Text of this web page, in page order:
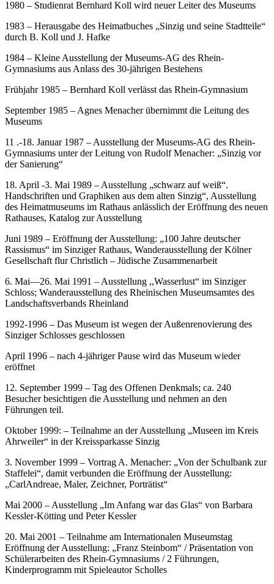
1980 – Studienrat Bernhard Koll wird neuer Leiter des Museums
1983 – Herausgabe des Heimatbuches „Sinzig und seine Stadtteile“
durch B. Koll und J. Hafke
1984 – Kleine Ausstellung der Museums-AG des Rhein-
Gymnasiums aus Anlass des 30-jährigen Bestehens
Frühjahr 1985 – Bernhard Koll verlässt das Rhein-Gymnasium
September 1985 – Agnes Menacher übernimmt die Leitung des
Museums
11 .-18. Januar 1987 – Ausstellung der Museums-AG des Rhein-
Gymnasiums unter der Leitung von Rudolf Menacher: „Sinzig vor
der Sanierung“
18. April -3. Mai 1989 – Ausstellung „schwarz auf weiß“.
Handschriften und Graphiken aus dem alten Sinzig“, Ausstellung
des Heimatmuseums im Rathaus anlässlich der Eröffnung des neuen
Rathauses, Katalog zur Ausstellung
Juni 1989 – Eröffnung der Ausstellung: „100 Jahre deutscher
Rassismus“ im Sinziger Rathaus, Wanderausstellung der Kölner
Gesellschaft flur Christlich – Jüdische Zusammenarbeit
6. Mai—26. Mai 1991 – Ausstellung ,,Wasserlust“ im Sinziger
Schloss; Wanderausstellung des Rheinischen Museumsamtes des
Landschaftsverbands Rheinland
1992-1996 – Das Museum ist wegen der Außenrenovierung des
Sinziger Schlosses geschlossen
April 1996 – nach 4-jähriger Pause wird das Museum wieder
eröffnet
12. September 1999 – Tag des Offenen Denkmals; ca. 240
Besucher besichtigen die Ausstellung und nehmen an den
Führungen teil.
Oktober 1999: – Teilnahme an der Ausstellung „Museen im Kreis
Ahrweiler“ in der Kreissparkasse Sinzig
3. November 1999 – Vortrag A. Menacher: „Von der Schulbank zur
Staffelei“, damit verbunden die Eröffnung der Ausstellung:
„CarlAndreae, Maler, Zeichner, Porträtist“
Mai 2000 – Ausstellung „Im Anfang war das Glas“ von Barbara
Kessler-Kötting und Peter Kessler
20. Mai 2001 – Teilnahme am Internationalen Museumstag
Eröffnung der Ausstellung: „Franz Steinbom“ / Präsentation von
Schülerarbeiten des Rhein-Gymnasiums / 2 Führungen,
Kinderprogramm mit Spieleautor Scholles